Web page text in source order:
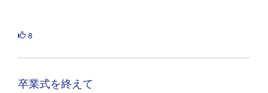
8
卒業式を終えて